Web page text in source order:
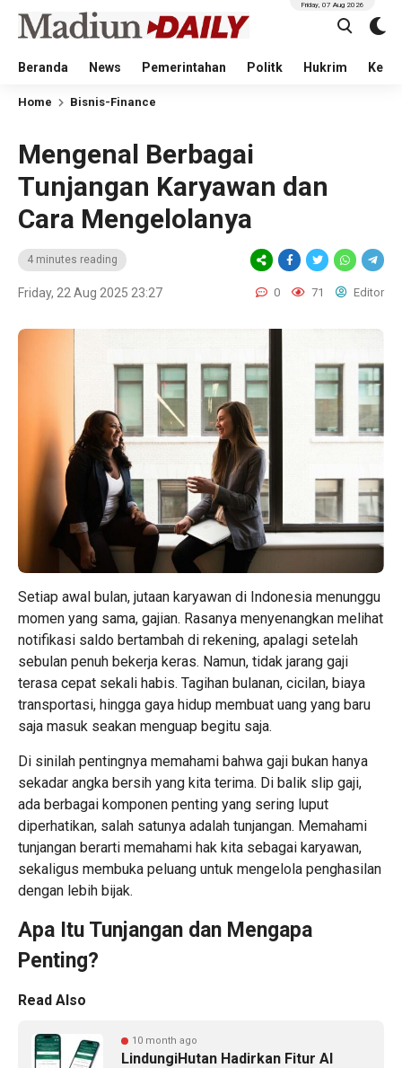
Beranda News Pemerintahan Politk Hukrim
Friday, 07 Aug 2026
Home Bisnis-Finance
Mengenal Berbagai
Tunjangan Karyawan dan
Cara Mengelolanya
4 minutes reading
Friday, 22 Aug 2025 23:27 0 71 Editor
Setiap awal bulan, jutaan karyawan di Indonesia menunggu
momen yang sama, gajian. Rasanya menyenangkan melihat
notifikasi saldo bertambah di rekening, apalagi setelah
sebulan penuh bekerja keras. Namun, tidak jarang gaji
terasa cepat sekali habis. Tagihan bulanan, cicilan, biaya
transportasi, hingga gaya hidup membuat uang yang baru
saja masuk seakan menguap begitu saja.
Di sinilah pentingnya memahami bahwa gaji bukan hanya
sekadar angka bersih yang kita terima. Di balik slip gaji,
ada berbagai komponen penting yang sering luput
diperhatikan, salah satunya adalah tunjangan. Memahami
tunjangan berarti memahami hak kita sebagai karyawan,
sekaligus membuka peluang untuk mengelola penghasilan
dengan lebih bijak.
Apa Itu Tunjangan dan Mengapa
Penting?
Read Also
10 month ago
LindungiHutan Hadirkan Fitur AI